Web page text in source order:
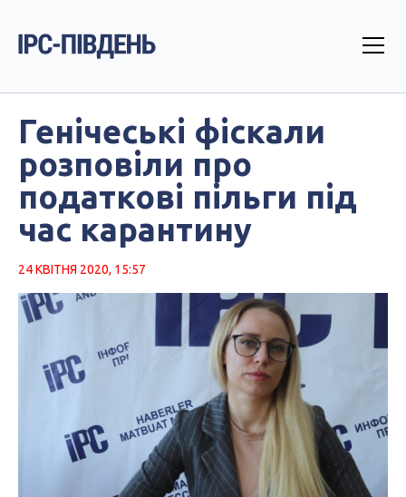
Генічеські фіскали
розповіли про
податкові пільги під
час карантину
24 КВІТНЯ 2020, 15:57